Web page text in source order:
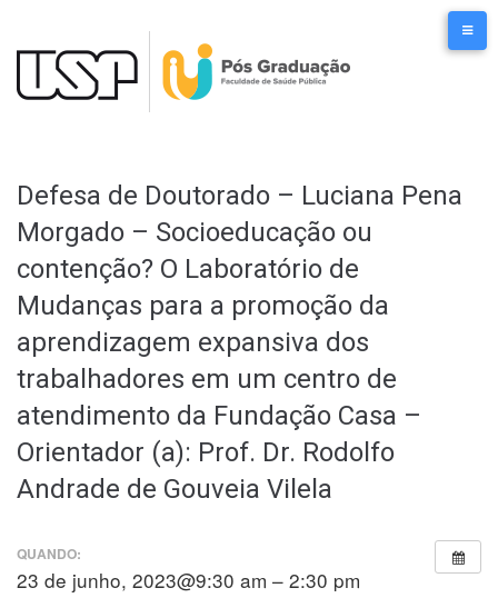
conteúdo
Defesa de Doutorado – Luciana Pena
Morgado – Socioeducação ou
contenção? O Laboratório de
Mudanças para a promoção da
aprendizagem expansiva dos
trabalhadores em um centro de
atendimento da Fundação Casa –
Orientador (a): Prof. Dr. Rodolfo
Andrade de Gouveia Vilela
QUANDO:
23 de junho, 2023@9:30 am – 2:30 pm